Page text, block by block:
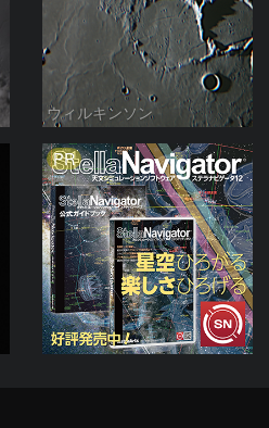
ウィルキンソン
PR